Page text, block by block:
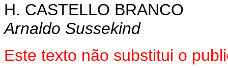
H. CASTELLO BRANCO
Arnaldo Sussekind
Este texto não substitui o